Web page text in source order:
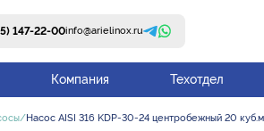
147-22-00info@arielinox.ru
Компания Техотдел
Насос AISI 316 KDP-30-24 центробежный 20